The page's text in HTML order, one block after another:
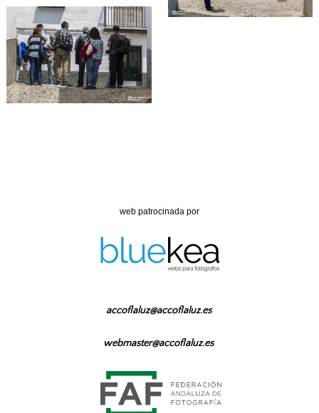
web patrocinada por
accoflaluz@accoflaluz.es
webmaster@accoflaluz.es